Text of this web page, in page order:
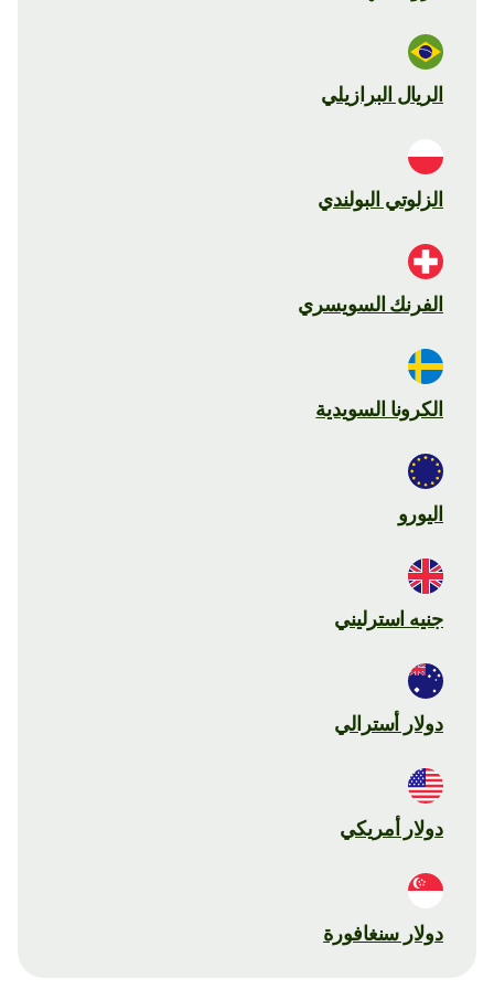
الريال البرازيلي
الزلوتي البولندي
الفرنك السويسري
الكرونا السويدية
اليورو
جنيه استرليني
دولار أسترالي
دولار أمريكي
دولار سنغافورة